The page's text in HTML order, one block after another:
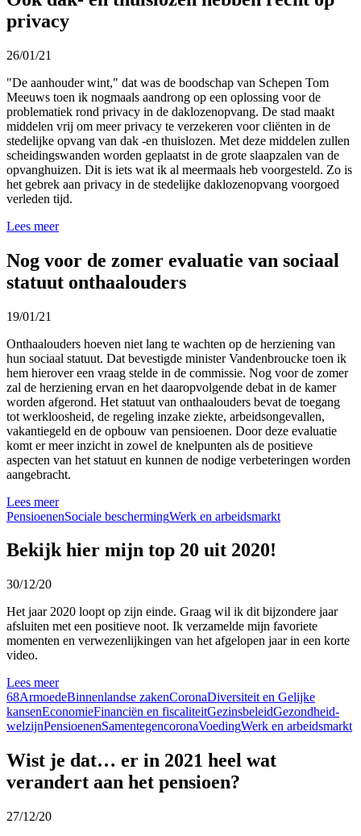
privacy
26/01/21
"De aanhouder wint," dat was de boodschap van Schepen Tom
Meeuws toen ik nogmaals aandrong op een oplossing voor de
problematiek rond privacy in de daklozenopvang. De stad maakt
middelen vrij om meer privacy te verzekeren voor cliënten in de
stedelijke opvang van dak -en thuislozen. Met deze middelen zullen
scheidingswanden worden geplaatst in de grote slaapzalen van de
opvanghuizen. Dit is iets wat ik al meermaals heb voorgesteld. Zo is
het gebrek aan privacy in de stedelijke daklozenopvang voorgoed
verleden tijd.
Lees meer
Nog voor de zomer evaluatie van sociaal
statuut onthaalouders
19/01/21
Onthaalouders hoeven niet lang te wachten op de herziening van
hun sociaal statuut. Dat bevestigde minister Vandenbroucke toen ik
hem hierover een vraag stelde in de commissie. Nog voor de zomer
zal de herziening ervan en het daaropvolgende debat in de kamer
worden afgerond. Het statuut van onthaalouders bevat de toegang
tot werkloosheid, de regeling inzake ziekte, arbeidsongevallen,
vakantiegeld en de opbouw van pensioenen. Door deze evaluatie
komt er meer inzicht in zowel de knelpunten als de positieve
aspecten van het statuut en kunnen de nodige verbeteringen worden
aangebracht.
Lees meer
PensioenenSociale beschermingWerk en arbeidsmarkt
Bekijk hier mijn top 20 uit 2020!
30/12/20
Het jaar 2020 loopt op zijn einde. Graag wil ik dit bijzondere jaar
afsluiten met een positieve noot. Ik verzamelde mijn favoriete
momenten en verwezenlijkingen van het afgelopen jaar in een korte
video.
Lees meer
68ArmoedeBinnenlandse zakenCoronaDiversiteit en Gelijke
kansenEconomieFinanciën en fiscaliteitGezinsbeleidGezondheid-
welzijnPensioenenSamentegencoronaVoedingWerk en arbeidsmarkt
Wist je dat… er in 2021 heel wat
verandert aan het pensioen?
27/12/20